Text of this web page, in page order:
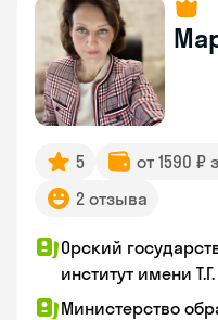
5 от 1590 ₽
2 отзыва
Орский
институт имени
Министерство